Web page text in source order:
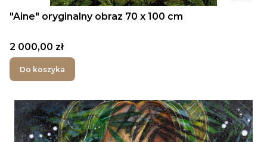
"Aine" oryginalny obraz 70 x 100 cm
Cena
2 000,00 zł
Do koszyka